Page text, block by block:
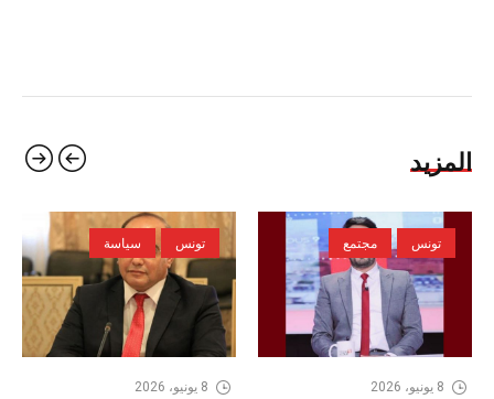
المزيد
تونس مجتمع
8 يونيو، 2026
تونس سياسة
8 يونيو، 2026